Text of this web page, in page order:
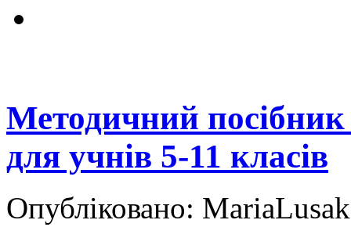
Методичний посібник
для учнів 5-11 класів
Опубліковано: